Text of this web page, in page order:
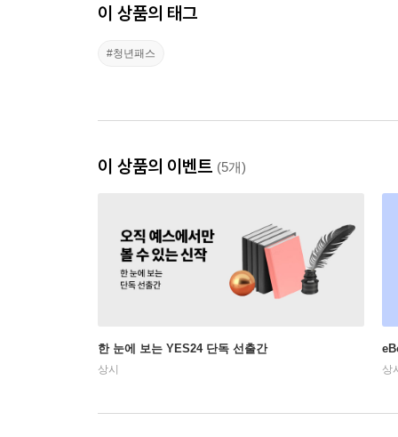
이 상품의 태그
#청년패스
이 상품의 이벤트 (5개)
한 눈에 보는 YES24 단독 선출간
상시 상